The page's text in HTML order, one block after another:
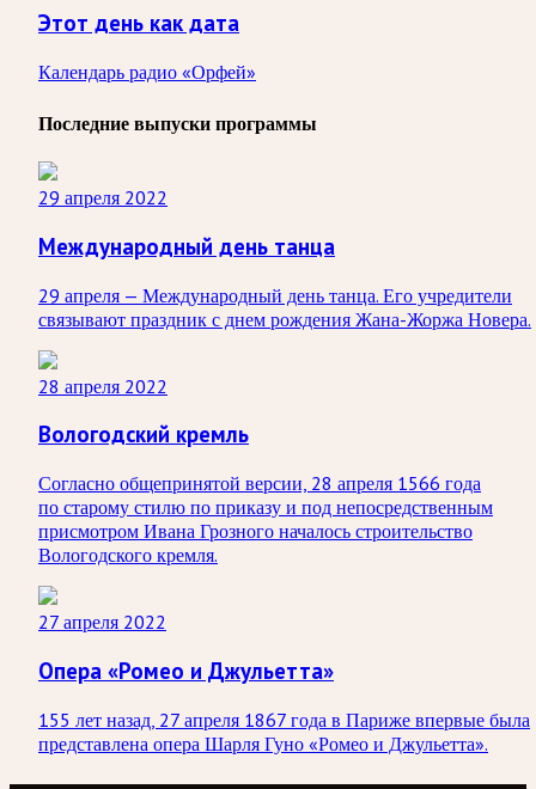
Этот день как дата
Календарь радио «Орфей»
Последние выпуски программы
29 апреля 2022
Международный день танца
29 апреля — Международный день танца. Его учредители
связывают праздник с днем рождения Жана-Жоржа Новера.
28 апреля 2022
Вологодский кремль
Согласно общепринятой версии, 28 апреля 1566 года
по старому стилю по приказу и под непосредственным
присмотром Ивана Грозного началось строительство
Вологодского кремля.
27 апреля 2022
Опера «Ромео и Джульетта»
155 лет назад, 27 апреля 1867 года в Париже впервые была
представлена опера Шарля Гуно «Ромео и Джульетта».